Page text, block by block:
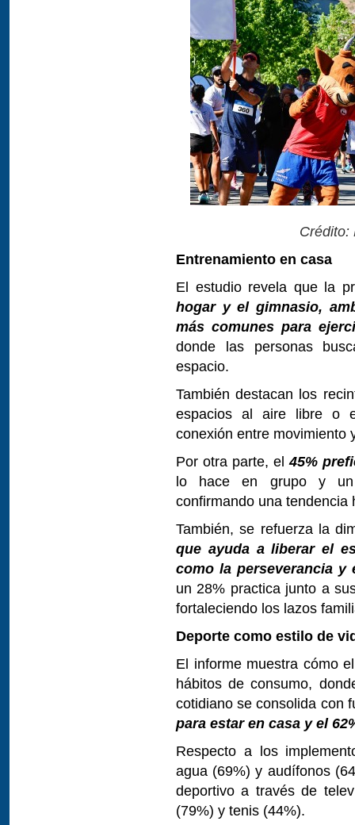
Crédito:
Entrenamiento en casa
El estudio revela que la
hogar y el gimnasio,
más comunes para
donde las personas
espacio.
También destacan los
espacios al aire libre o
conexión entre movimiento
Por otra parte, el45%
lo hace en grupo y un
confirmando una
También, se refuerza la
que ayuda a liberar el
como la perseverancia y
un 28% practica junto a
fortaleciendo los lazos
Deporte como estilo de
El informe muestra cómo
hábitos de consumo,
cotidiano se consolida con
para estar en casa y el
Respecto a los
agua (69%) y audífonos
deportivo a través de
(79%) y tenis (44%).